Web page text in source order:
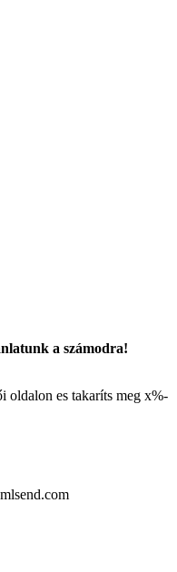
a számodra!
oldalon es takaríts meg x%-